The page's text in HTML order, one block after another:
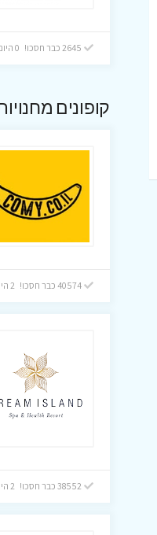
קופונים
40574 כבר חסכו! 2 היום
38552 כבר חסכו! 2 היום